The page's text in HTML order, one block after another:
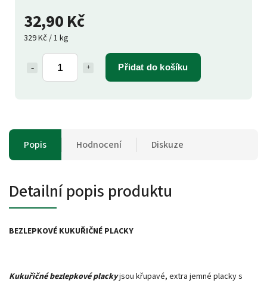
32,90 Kč
329 Kč / 1 kg
Přidat do košíku
Popis Hodnocení Diskuze
Detailní popis produktu
BEZLEPKOVÉ KUKUŘIČNÉ PLACKY
Kukuřičné bezlepkové plackyjsou křupavé, extra jemné placky s